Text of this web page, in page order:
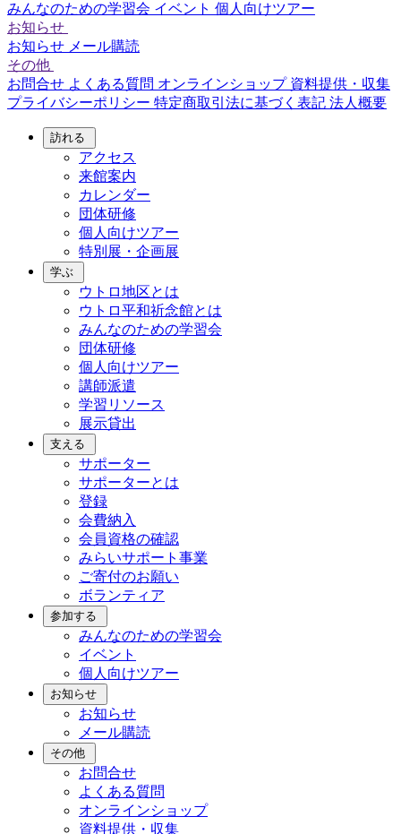
みんなのための学習会 イベント 個人向けツアー
お知らせ
お知らせ メール購読
その他
お問合せ よくある質問 オンラインショップ 資料提供・収集
プライバシーポリシー 特定商取引法に基づく表記 法人概要
訪れる
アクセス
来館案内
カレンダー
団体研修
個人向けツアー
特別展・企画展
学ぶ
ウトロ地区とは
ウトロ平和祈念館とは
みんなのための学習会
団体研修
個人向けツアー
講師派遣
学習リソース
展示貸出
支える
サポーター
サポーターとは
登録
会費納入
会員資格の確認
みらいサポート事業
ご寄付のお願い
ボランティア
参加する
みんなのための学習会
イベント
個人向けツアー
お知らせ
お知らせ
メール購読
その他
お問合せ
よくある質問
オンラインショップ
資料提供・収集